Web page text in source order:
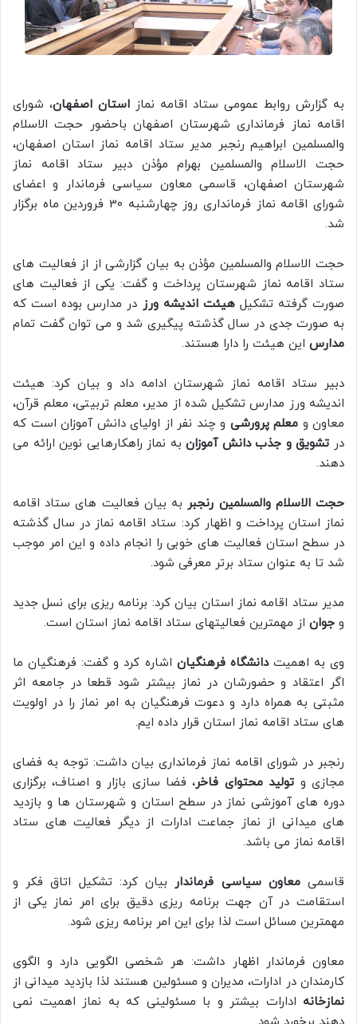
به گزارش روابط عمومی ستاد اقامه نماز استان اصفهان، شورای
اقامه نماز فرمانداری شهرستان اصفهان باحضور حجت الاسلام
والمسلمین ابراهیم رنجبر مدیر ستاد اقامه نماز استان اصفهان،
حجت الاسلام والمسلمین بهرام مؤذن دبیر ستاد اقامه نماز
شهرستان اصفهان، قاسمی معاون سیاسی فرماندار و اعضای
شورای اقامه نماز فرمانداری روز چهارشنبه 30 فروردین ماه برگزار
شد.
حجت الاسلام والمسلمین مؤذن به بیان گزارشی از از فعالیت های
ستاد اقامه نماز شهرستان پرداخت و گفت: یکی از فعالیت های
صورت گرفته تشکیلهیئت اندیشه ورز در مدارس بوده است که
به صورت جدی در سال گذشته پیگیری شد و می توان گفت تمام
مدارس این هیئت را دارا هستند.
دبیر ستاد اقامه نماز شهرستان ادامه داد و بیان کرد: هیئت
اندیشه ورز مدارس تشکیل شده از مدیر، معلم تربیتی، معلم قرآن،
معاون و معلم پرورشی و چند نفر از اولیای دانش آموزان است که
در تشویق و جذب دانش آموزانبه نماز راهکارهایی نوین ارائه می
دهند.
حجت الاسلام والمسلمین رنجبر به بیان فعالیت های ستاد اقامه
نماز استان پرداخت و اظهار کرد: ستاد اقامه نماز در سال گذشته
در سطح استان فعالیت های خوبی را انجام داده و این امر موجب
شد تا به عنوان ستاد برتر معرفی شود.
مدیر ستاد اقامه نماز استان بیان کرد: برنامه ریزی برای نسل جدید
و جوان از مهمترین فعالیتهای ستاد اقامه نماز استان است.
وی به اهمیتدانشگاه فرهنگیان اشاره کرد و گفت: فرهنگیان ما
اگر اعتقاد و حضورشان در نماز بیشتر شود قطعا در جامعه اثر
مثبتی به همراه دارد و دعوت فرهنگیان به امر نماز را در اولویت
های ستاد اقامه نماز استان قرار داده ایم.
رنجبر در شورای اقامه نماز فرمانداری بیان داشت: توجه به فضای
مجازی و تولید محتوای فاخر، فضا سازی بازار و اصناف، برگزاری
دوره های آموزشی نماز در سطح استان و شهرستان ها و بازدید
های میدانی از نماز جماعت ادارات از دیگر فعالیت های ستاد
اقامه نماز می باشد.
قاسمیمعاون سیاسی فرماندار
بیان کرد: تشکیل اتاق فکر و
استقامت در آن جهت برنامه ریزی دقیق برای امر نماز یکی از
مهمترین مسائل است لذا برای این امر برنامه ریزی شود.
معاون فرماندار اظهار داشت: هر شخصی الگویی دارد و الگوی
کارمندان در ادارات، مدیران و مسئولین هستند لذا بازدید میدانی از
نمازخانه ادارات بیشتر و با مسئولینی که به نماز اهمیت نمی